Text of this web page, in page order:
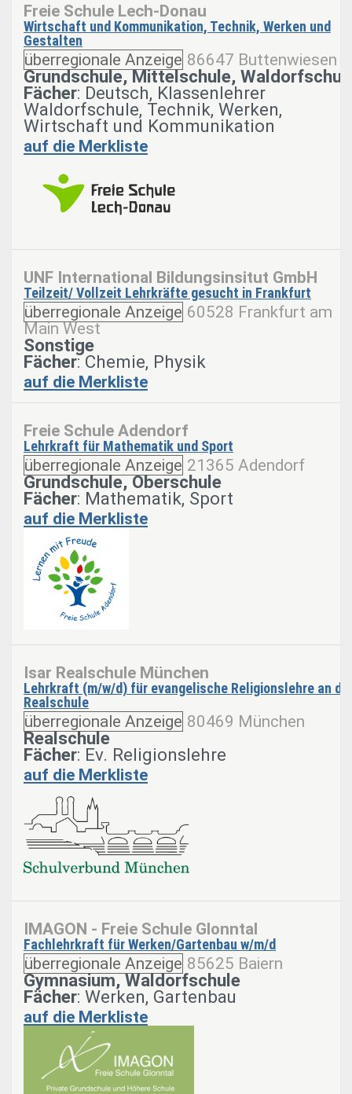
Freie Schule Lech-Donau
Wirtschaft und Kommunikation, Technik, Werken und
Gestalten
überregionale Anzeige 86647 Buttenwiesen
Grundschule, Mittelschule,
Fächer: Deutsch, Klassenlehrer
Waldorfschule, Technik, Werken,
Wirtschaft und Kommunikation
auf die Merkliste
UNF International Bildungsinsitut GmbH
Teilzeit/ Vollzeit Lehrkräfte gesucht in Frankfurt
überregionale Anzeige 60528 Frankfurt am
Main West
Sonstige
Fächer: Chemie, Physik
auf die Merkliste
Freie Schule Adendorf
Lehrkraft für Mathematik und Sport
überregionale Anzeige 21365 Adendorf
Grundschule, Oberschule
Fächer: Mathematik, Sport
auf die Merkliste
Isar Realschule München
Lehrkraft (m/w/d) für evangelische Religionslehre an
Realschule
überregionale Anzeige 80469 München
Realschule
Fächer: Ev. Religionslehre
auf die Merkliste
IMAGON - Freie Schule Glonntal
Fachlehrkraft für Werken/Gartenbau w/m/d
überregionale Anzeige 85625 Baiern
Gymnasium, Waldorfschule
Fächer: Werken, Gartenbau
auf die Merkliste